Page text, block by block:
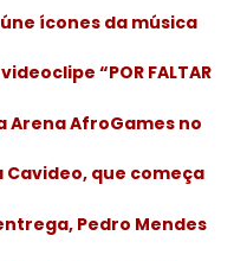
ícones da música
“POR FALTAR
Arena AfroGames no
Cavideo, que começa
Pedro Mendes